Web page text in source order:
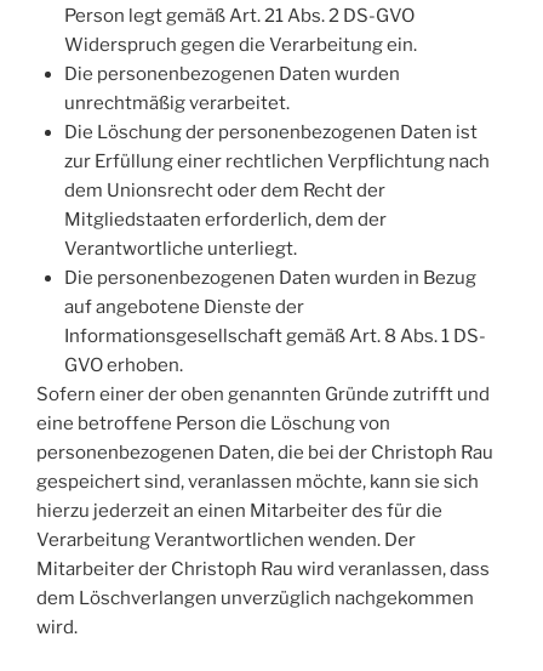
Person legt gemäß Art. 21 Abs. 2 DS-GVO
Widerspruch gegen die Verarbeitung ein.
Die personenbezogenen Daten wurden
unrechtmäßig verarbeitet.
Die Löschung der personenbezogenen Daten ist
zur Erfüllung einer rechtlichen Verpflichtung nach
dem Unionsrecht oder dem Recht der
Mitgliedstaaten erforderlich, dem der
Verantwortliche unterliegt.
Die personenbezogenen Daten wurden in Bezug
auf angebotene Dienste der
Informationsgesellschaft gemäß Art. 8 Abs. 1 DS-
GVO erhoben.
Sofern einer der oben genannten Gründe zutrifft und
eine betroffene Person die Löschung von
personenbezogenen Daten, die bei der Christoph Rau
gespeichert sind, veranlassen möchte, kann sie sich
hierzu jederzeit an einen Mitarbeiter des für die
Verarbeitung Verantwortlichen wenden. Der
Mitarbeiter der Christoph Rau wird veranlassen, dass
dem Löschverlangen unverzüglich nachgekommen
wird.